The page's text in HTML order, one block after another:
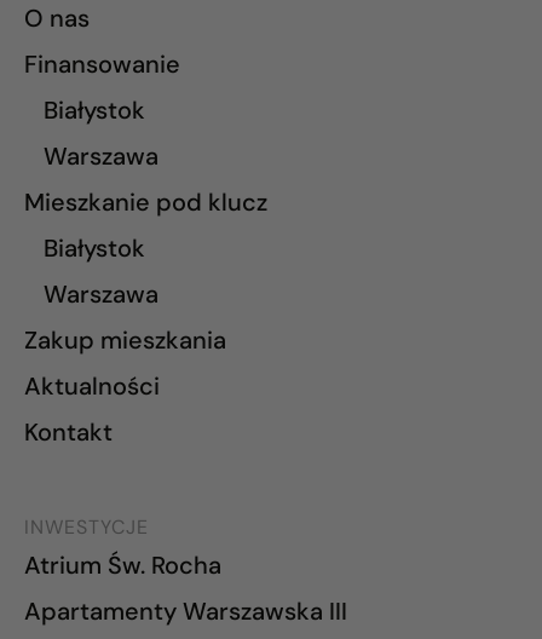
O nas
Finansowanie
Białystok
Warszawa
Mieszkanie pod klucz
Białystok
Warszawa
Zakup mieszkania
Aktualności
Kontakt
INWESTYCJE
Atrium Św. Rocha
Apartamenty Warszawska III